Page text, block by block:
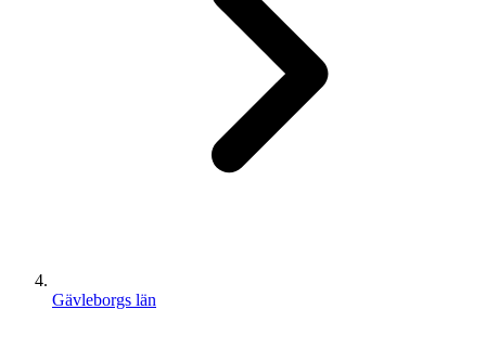
Gävleborgs län